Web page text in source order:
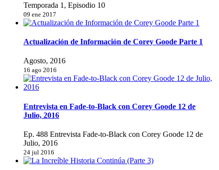
Temporada 1, Episodio 10
09 ene 2017
Actualización de Información de Corey Goode Parte 1
Agosto, 2016
16 ago 2016
Entrevista en Fade-to-Black con Corey Goode 12 de
Julio, 2016
Ep. 488 Entrevista Fade-to-Black con Corey Goode 12 de
Julio, 2016
24 jul 2016